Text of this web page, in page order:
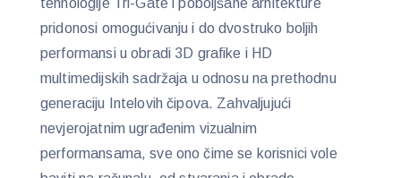
tehnologije Tri-Gate i poboljšane arhitekture
pridonosi omogućivanju i do dvostruko boljih
performansi u obradi 3D grafike i HD
multimedijskih sadržaja u odnosu na prethodnu
generaciju Intelovih čipova. Zahvaljujući
nevjerojatnim ugrađenim vizualnim
performansama, sve ono čime se korisnici vole